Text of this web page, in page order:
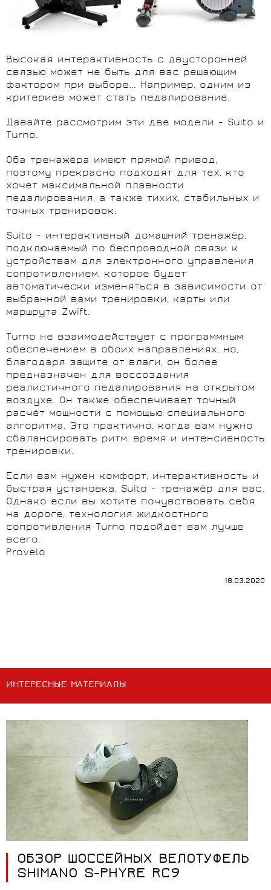
Высокая интерактивность с двусторонней
связью может не быть для вас решающим
фактором при выборе... Например, одним из
критериев может стать педалирование.
Давайте рассмотрим эти две модели - Suito и
Turno.
Оба тренажёра имеют прямой привод,
поэтому прекрасно подходят для тех, кто
хочет максимальной плавности
педалирования, а также тихих, стабильных и
точных тренировок.
Suito - интерактивный домашний тренажёр,
подключаемый по беспроводной связи к
устройствам для электронного управления
сопротивлением, которое будет
автоматически изменяться в зависимости от
выбранной вами тренировки, карты или
маршрута Zwift.
Turno не взаимодействует с программным
обеспечением в обоих направлениях, но,
благодаря защите от влаги, он более
предназначен для воссоздания
реалистичного педалирования на открытом
воздухе. Он также обеспечивает точный
расчёт мощности с помощью специального
алгоритма. Это практично, когда вам нужно
сбалансировать ритм, время и интенсивность
тренировки.
Если вам нужен комфорт, интерактивность и
быстрая установка, Suito - тренажёр для вас.
Однако если вы хотите почувствовать себя
на дороге, технология жидкостного
сопротивления Turno подойдёт вам лучше
всего.
Provelo
18.03.2020
ИНТЕРЕСНЫЕ МАТЕРИАЛЫ
ОБЗОР ШОССЕЙНЫХ ВЕЛОТУФЕЛЬ
SHIMANO S-PHYRE RC9